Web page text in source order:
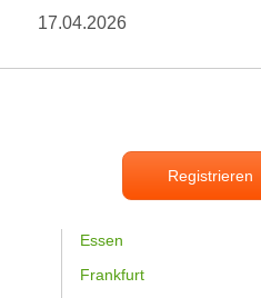
17.04.2026
Registrieren
Essen
Frankfurt